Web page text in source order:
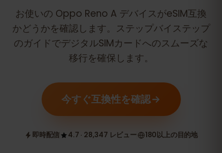
お使いの Oppo Reno A デバイスがeSIM互換
かどうかを確認します。ステップバイステップ
のガイドでデジタルSIMカードへのスムーズな
移行を確保します。
今すぐ互換性を確認
即時配信 4.7 · 28,347 レビュー 180以上の目的地